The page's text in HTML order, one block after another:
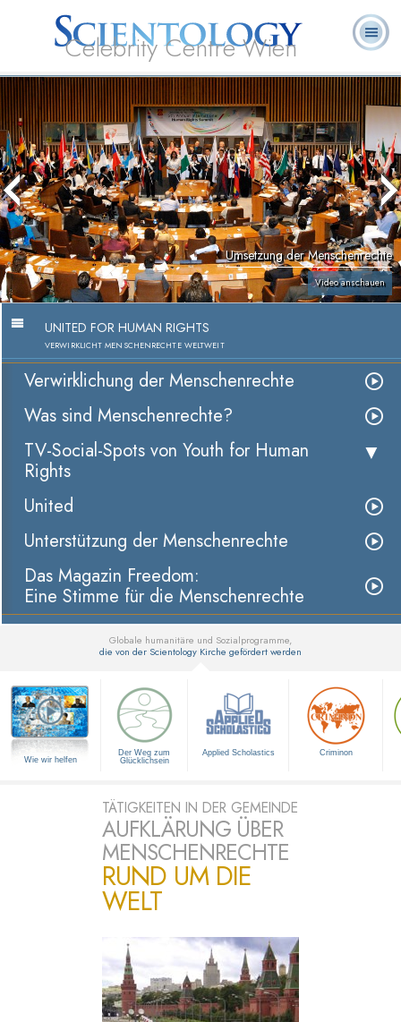
Celebrity Centre Wien
L. Ron
Was ist
Ehrenamtliche
Häufig gestellte
Bücher
Umsetzung der Menschenrechte
Video anschauen
UNITED FOR HUMAN RIGHTS
VERWIRKLICHT MENSCHENRECHTE WELTWEIT
Verwirklichung der Menschenrechte
Was sind Menschenrechte?
TV-Social-Spots von Youth for Human
Rights
United
Unterstützung der Menschenrechte
Das Magazin Freedom:
Eine Stimme für die Menschenrechte
Globale humanitäre und Sozialprogramme,
die von der Scientology Kirche gefördert werden
Wie wir helfen
Der Weg zum
Glücklichsein
Applied Scholastics Criminon
TÄTIGKEITEN IN DER GEMEINDE
AUFKLÄRUNG ÜBER
MENSCHENRECHTE
RUND UM DIE
WELT